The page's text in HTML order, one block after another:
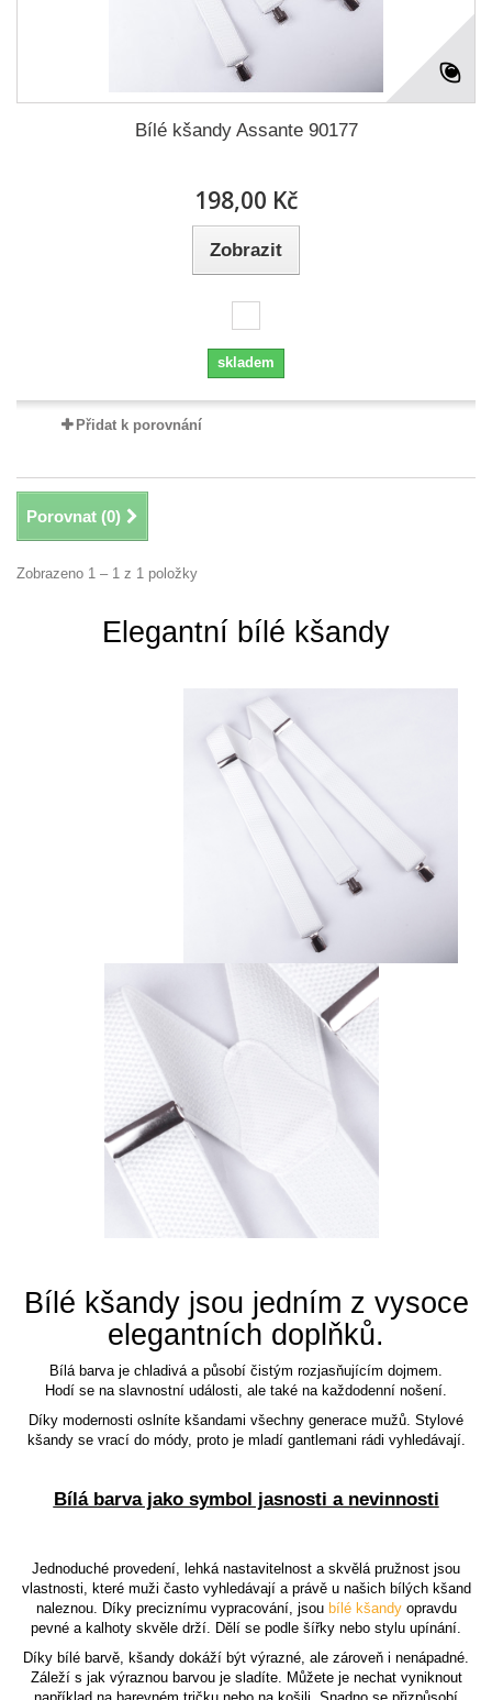
Bílé kšandy Assante 90177
198,00 Kč
Zobrazit
skladem
Přidat k porovnání
Porovnat (0)
Zobrazeno 1 – 1 z 1 položky
Elegantní bílé kšandy
Bílé kšandy jsou jedním z vysoce
elegantních doplňků.
Bílá barva je chladivá a působí čistým rozjasňujícím dojmem.
Hodí se na slavnostní události, ale také na každodenní nošení.
Díky modernosti oslníte kšandami všechny generace mužů. Stylové
kšandy se vrací do módy, proto je mladí gantlemani rádi vyhledávají.
Bílá barva jako symbol jasnosti a nevinnosti
Jednoduché provedení, lehká nastavitelnost a skvělá pružnost jsou
vlastnosti, které muži často vyhledávají a právě u našich bílých kšand
naleznou. Díky preciznímu vypracování, jsou bílé kšandyopravdu
pevné a kalhoty skvěle drží. Dělí se podle šířky nebo stylu upínání.
Díky bílé barvě, kšandy dokáží být výrazné, ale zároveň i nenápadné.
Záleží s jak výraznou barvou je sladíte. Můžete je nechat vyniknout